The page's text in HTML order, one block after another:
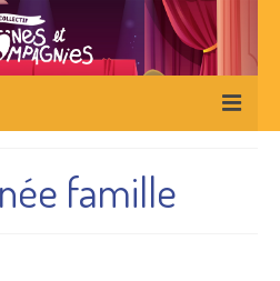
Compagniesfamille